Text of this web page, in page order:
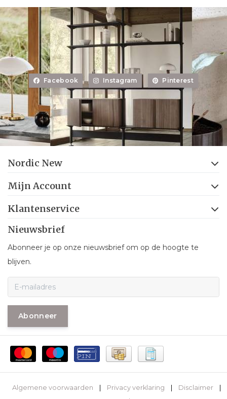
Facebook Instagram Pinterest
Nordic New
Mijn Account
Klantenservice
Nieuwsbrief
Abonneer je op onze nieuwsbrief om op de hoogte te
blijven.
Abonneer
Algemene voorwaarden Privacy verklaring Disclaimer